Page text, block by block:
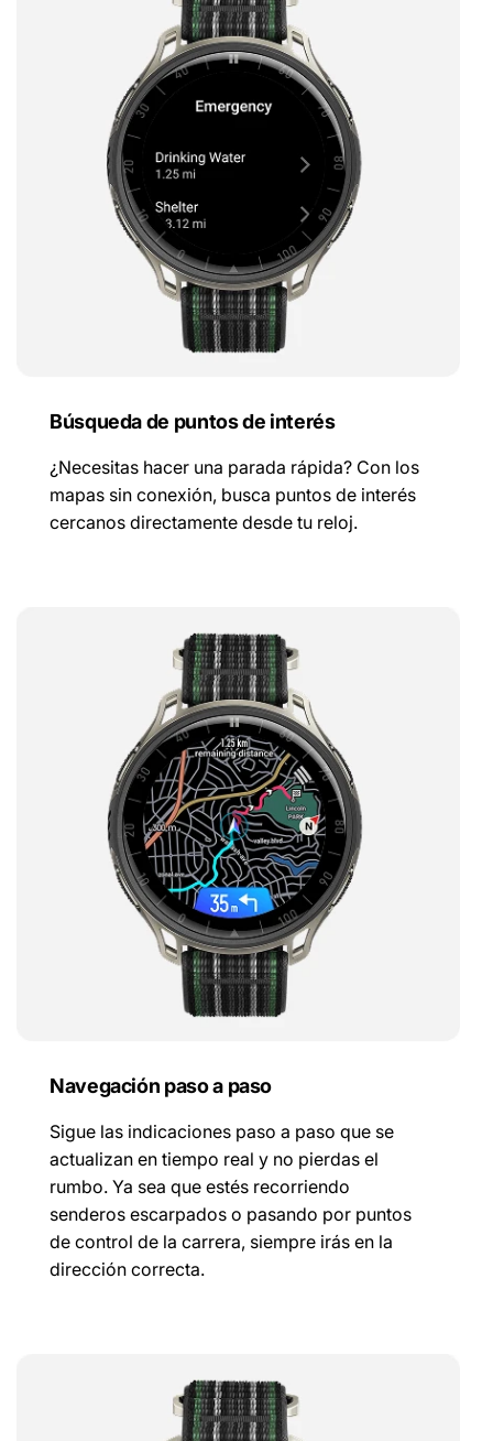
Búsqueda de puntos de interés
¿Necesitas hacer una parada rápida? Con los
mapas sin conexión, busca puntos de interés
cercanos directamente desde tu reloj.
Navegación paso a paso
Sigue las indicaciones paso a paso que se
actualizan en tiempo real y no pierdas el
rumbo. Ya sea que estés recorriendo
senderos escarpados o pasando por puntos
de control de la carrera, siempre irás en la
dirección correcta.